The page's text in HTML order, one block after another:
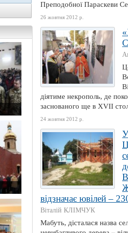
Преподобної Параскеви
26 жовтня 2012 р.
діятиме некрополь, де
заснованого ще в ХVІІ
24 жовтня 2012 р.
відзначає ювілей –
Віталій КЛІМЧУК
Мабуть, дісталася назва